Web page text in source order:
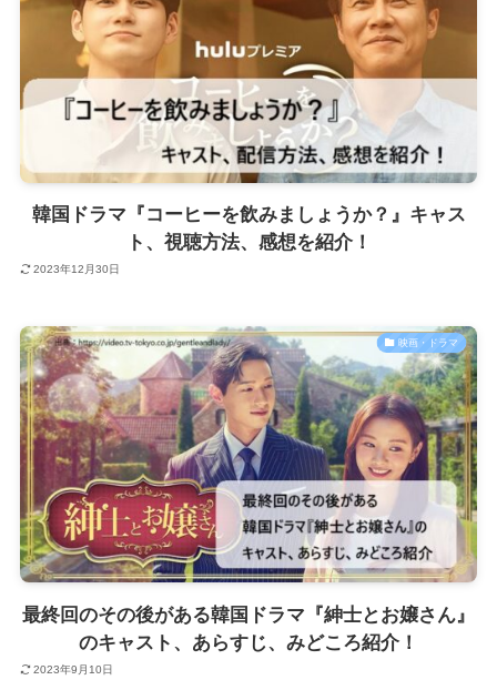
韓国ドラマ『コーヒーを飲みましょうか？』キャス
ト、視聴方法、感想を紹介！
2023年12月30日
映画・ドラマ
最終回のその後がある韓国ドラマ『紳士とお嬢さん』
のキャスト、あらすじ、みどころ紹介！
2023年9月10日